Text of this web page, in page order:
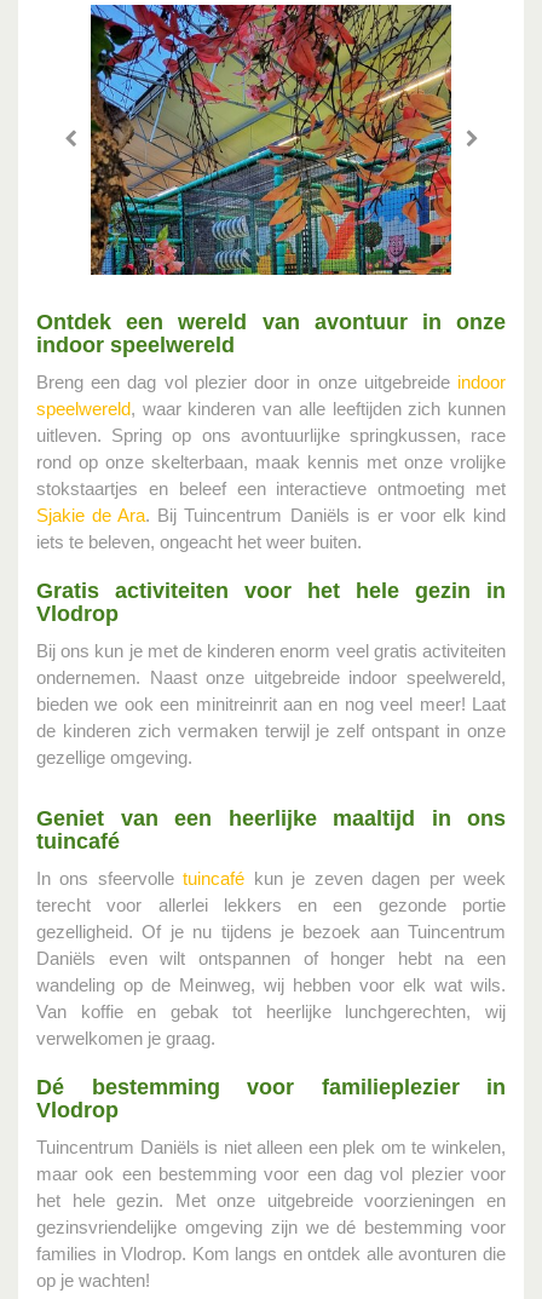
Ontdek een wereld van avontuur in onze
indoor speelwereld
Breng een dag vol plezier door in onze uitgebreide indoor
speelwereld, waar kinderen van alle leeftijden zich kunnen
uitleven. Spring op ons avontuurlijke springkussen, race
rond op onze skelterbaan, maak kennis met onze vrolijke
stokstaartjes en beleef een interactieve ontmoeting met
Sjakie de Ara. Bij Tuincentrum Daniëls is er voor elk kind
iets te beleven, ongeacht het weer buiten.
Gratis activiteiten voor het hele gezin in
Vlodrop
Bij ons kun je met de kinderen enorm veel gratis activiteiten
ondernemen. Naast onze uitgebreide indoor speelwereld,
bieden we ook een minitreinrit aan en nog veel meer! Laat
de kinderen zich vermaken terwijl je zelf ontspant in onze
gezellige omgeving.
Geniet van een heerlijke maaltijd in ons
tuincafé
In ons sfeervolletuincafé kun je zeven dagen per week
terecht voor allerlei lekkers en een gezonde portie
gezelligheid. Of je nu tijdens je bezoek aan Tuincentrum
Daniëls even wilt ontspannen of honger hebt na een
wandeling op de Meinweg, wij hebben voor elk wat wils.
Van koffie en gebak tot heerlijke lunchgerechten, wij
verwelkomen je graag.
Dé bestemming voor familieplezier in
Vlodrop
Tuincentrum Daniëls is niet alleen een plek om te winkelen,
maar ook een bestemming voor een dag vol plezier voor
het hele gezin. Met onze uitgebreide voorzieningen en
gezinsvriendelijke omgeving zijn we dé bestemming voor
families in Vlodrop. Kom langs en ontdek alle avonturen die
op je wachten!